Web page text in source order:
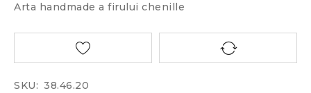
Arta handmade a firului chenille
SKU: 38.46.20